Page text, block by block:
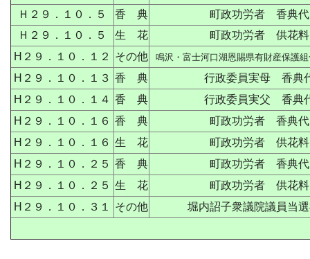
Ｈ２９．１０．５
香 典
町政功労者 香典代
Ｈ２９．１０．５
生 花
町政功労者 供花料
H２９．１０．１２
その他 鳴沢・富士河口湖恩賜県有財産保護
H２９．１０．１３ 香 典
行政委員実母 香典
H２９．１０．１４ 香 典
行政委員実父 香典
H２９．１０．１６ 香 典
町政功労者 香典代
H２９．１０．１６ 生 花
町政功労者 供花料
H２９．１０．２５ 香 典
町政功労者 香典代
H２９．１０．２５ 生 花
町政功労者 供花料
H２９．１０．３１
その他 堀内詔子衆議院議員当